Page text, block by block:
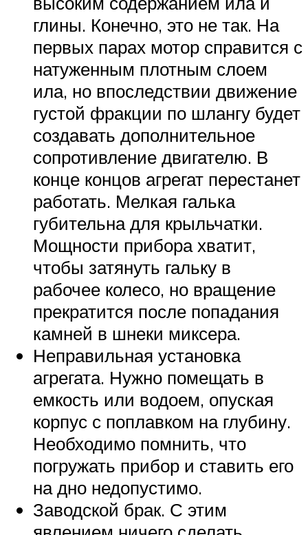
глины. Конечно, это не так. На
первых парах мотор справится с
натуженным плотным слоем
ила, но впоследствии движение
густой фракции по шлангу будет
создавать дополнительное
сопротивление двигателю. В
конце концов агрегат перестанет
работать. Мелкая галька
губительна для крыльчатки.
Мощности прибора хватит,
чтобы затянуть гальку в
рабочее колесо, но вращение
прекратится после попадания
камней в шнеки миксера.
Неправильная установка
агрегата. Нужно помещать в
емкость или водоем, опуская
корпус с поплавком на глубину.
Необходимо помнить, что
погружать прибор и ставить его
на дно недопустимо.
Заводской брак. С этим